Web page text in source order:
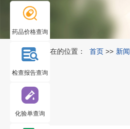
您所在的位置： 首页 >> 新闻
药品价格查询
检查报告查询
化验单查询